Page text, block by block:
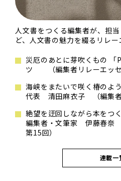
人文書をつくる編集者が、担
ど、人文書の魅力を綴るリレー
災厄のあとに芽吹くもの 「
ツ （編集者リレーエッセ
海峡をまたいで咲く椿のよ
代表 清田麻衣子 （編集者
絶望を迂回しながら本をつ
編集者・文筆家 伊藤春奈
第15回）
連載一